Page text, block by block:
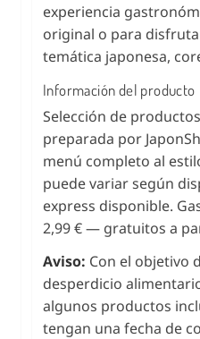
experiencia
original o para
temática japonesa,
Información del producto
Selección de
preparada por
menú completo al
puede variar según
express disponible.
2,99 € — gratuitos a
Aviso: Con el objetivo
desperdicio
algunos productos
tengan una fecha de